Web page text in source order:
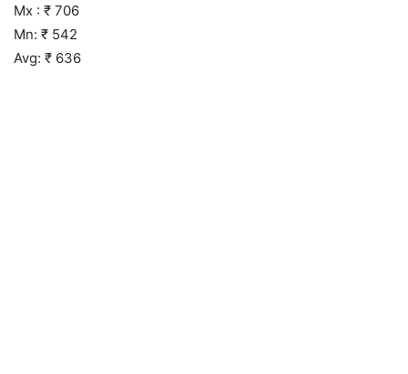
Mx : ₹ 706
Mn: ₹ 542
Avg: ₹ 636